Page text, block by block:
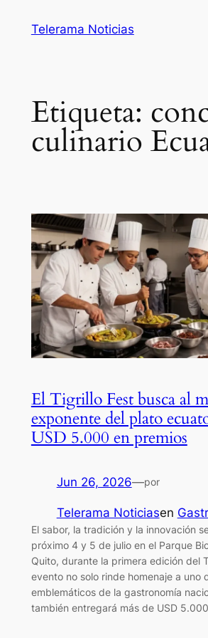
Telerama Noticias
Etiqueta:
culinario
El Tigrillo Fest busca al
exponente del plato
USD 5.000 en premios
Jun 26, 2026—por
Telerama Noticiasen
El sabor, la tradición y la innovación
próximo 4 y 5 de julio en el Parque
Quito, durante la primera edición del
evento no solo rinde homenaje a uno
emblemáticos de la gastronomía
también entregará más de USD